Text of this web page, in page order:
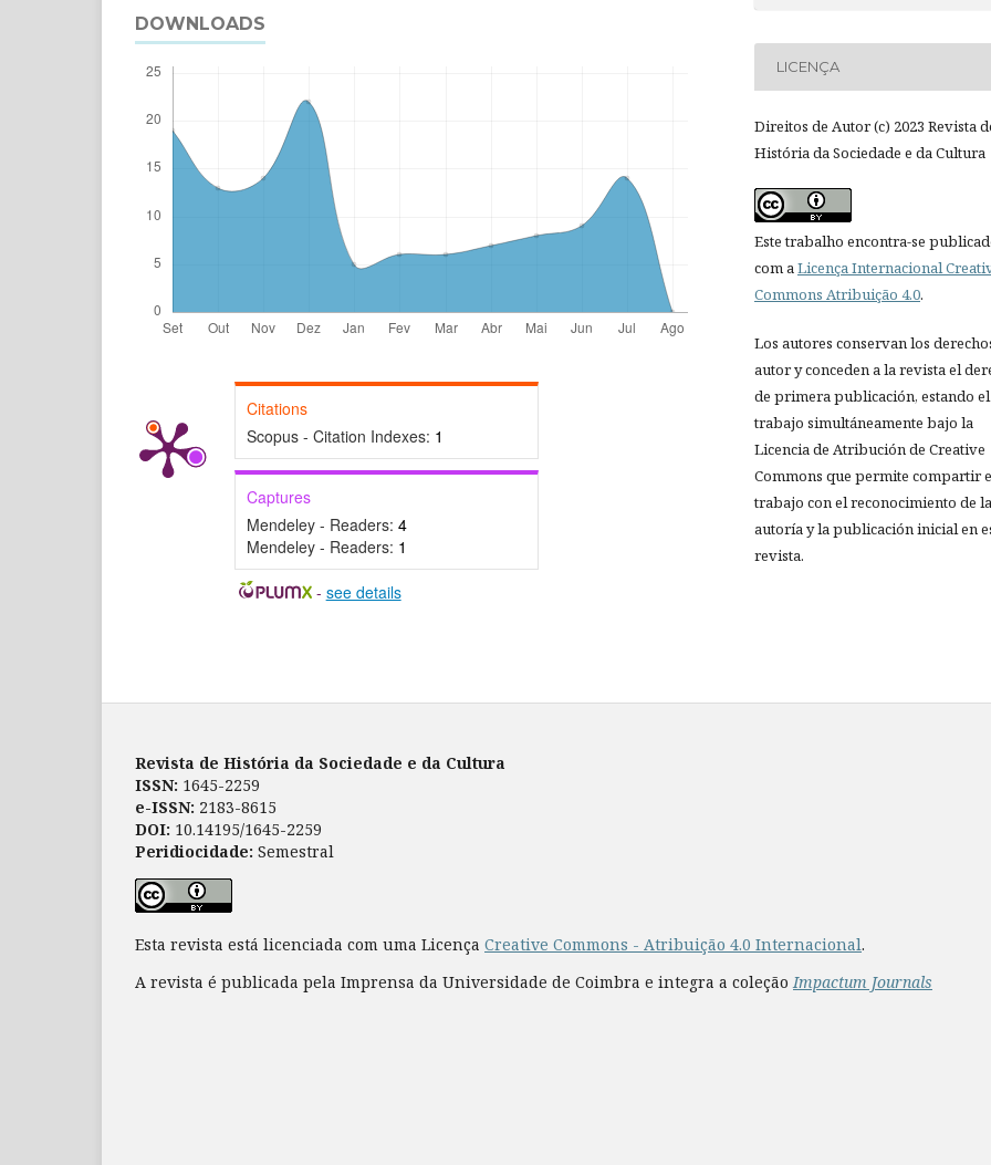
DOWNLOADS
Citations
Scopus - Citation Indexes: 1
Captures
Mendeley - Readers: 4
Mendeley - Readers: 1
- see details
LICENÇA
Direitos de Autor (c) 2023 Revista
História da Sociedade e da Cultura
Este trabalho encontra-se
com aLicença Internacional
Commons Atribuição 4.0.
Los autores conservan los
autor y conceden a la revista el
de primera publicación, estando el
trabajo simultáneamente bajo la
Licencia de Atribución de Creative
Commons que permite compartir
trabajo con el reconocimiento de la
autoría y la publicación inicial en
revista.
Revista de História da Sociedade e da Cultura
ISSN: 1645-2259
e-ISSN: 2183-8615
DOI: 10.14195/1645-2259
Peridiocidade: Semestral
Esta revista está licenciada com uma Licença Creative Commons - Atribuição 4.0 Internacional.
A revista é publicada pela Imprensa da Universidade de Coimbra e integra a coleçãoImpactum Journals